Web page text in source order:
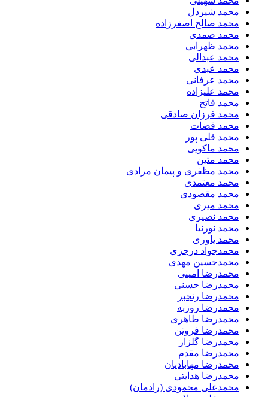
​محمد شیردل
محمد صالح اصغرزاده
محمد صمدی
محمد ظهرابی
محمد عبدالی
محمد عبدی
محمد عرفانی
محمد علیزاده
محمد فاتح
محمد فرزان صادقی
محمد قضات
محمد قلی پور
محمد ماکویی
محمد متین
محمد مظفری و پیمان مرادی
محمد معتمدی
محمد مقصودی
محمد میری
محمد نصیری
محمد نورنیا
محمد یاوری
محمدجواد درجزی
محمدحسین مهدی
محمدرضا امینی
محمدرضا حسنی
محمدرضا رنجبر
محمدرضا روزبه
محمدرضا طاهری
محمدرضا فروتن
محمدرضا گلزار
محمدرضا مقدم
محمدرضا مهابادیان
محمدرضا هدایتی
محمدعلی محمودی (رادمان)